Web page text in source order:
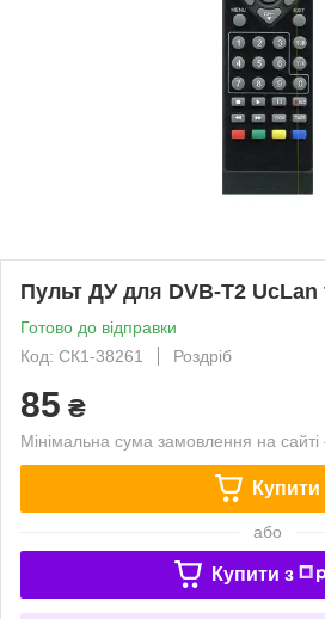
Пульт ДУ для DVB-T2
Готово до відправки
Код: СК1-38261
Роздріб
85 ₴
Мінімальна сума замовлення на
Купити
або
Купити з